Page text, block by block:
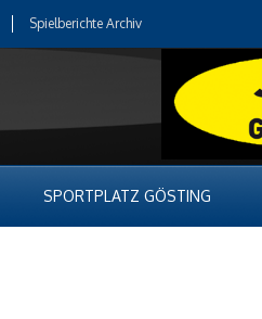
Spielberichte Archiv
SPORTPLATZ GÖSTING